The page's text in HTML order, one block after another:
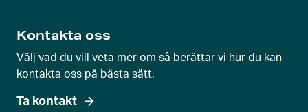
Kontakta oss
Välj vad du vill veta mer om så berättar vi hur du kan
kontakta oss på bästa sätt.
Ta kontakt